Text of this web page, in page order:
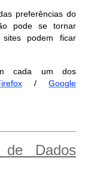
preferências do
pode se tornar
sites podem ficar
cada um dos
/Google
Dados